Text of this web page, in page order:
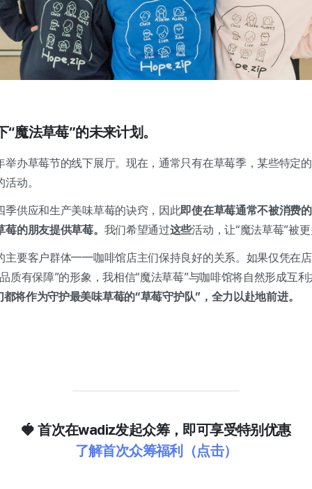
魔法草莓”的未来计划。
举办草莓节的线下展厅。现在，通常只有在草莓季，某些特定
动。
季供应和生产美味草莓的诀窍，因此即使在草莓通常不被消费
的朋友提供草莓。 我们希望通过这些活动，让“魔法草莓”被
主要客户群体——咖啡馆店主们保持良好的关系。如果仅凭在
质有保障”的形象，我相信“魔法草莓”与咖啡馆将自然形成互
将作为守护最美味草莓的“草莓守护队”，全力以赴地前进。
🍓 首次在wadiz发起众筹，即可享受特别优惠
了解首次众筹福利（点击）